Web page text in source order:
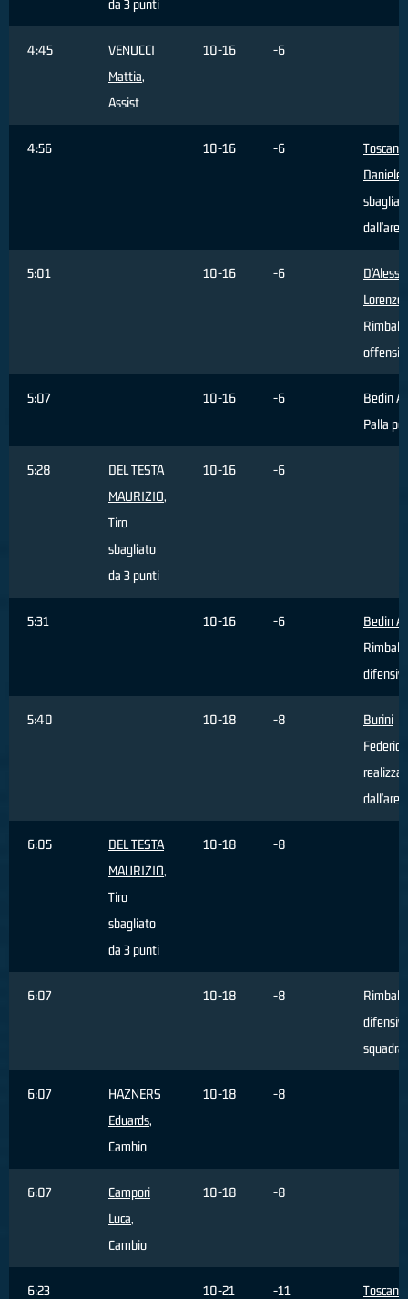
da 3 punti
4:45
VENUCCI
Mattia,
Assist
10-16 -6
4:56 10-16 -6
Toscano
Daniele
dall'area
5:01 10-16 -6
Lorenzo
5:07 10-16 -6
Bedin
Palla
5:28
DEL TESTA
MAURIZIO,
Tiro
sbagliato
da 3 punti
10-16 -6
5:31 10-16 -6
Bedin
5:40 10-18 -8
Burini
Federico
dall'area
6:05
DEL TESTA
MAURIZIO,
Tiro
sbagliato
da 3 punti
10-18 -8
6:07 10-18 -8
squadra
6:07
HAZNERS
Eduards,
Cambio
10-18 -8
6:07
Campori
Luca,
Cambio
10-18 -8
6:23 10-21 -11
Toscano